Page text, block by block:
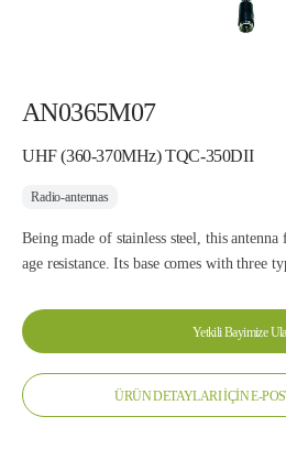
AN0365M07
UHF (360-370MHz) TQC-350DII
Radio-antennas
Being made of stainless steel, this
age resistance. Its base comes with three
Yetkili Bayimize
ÜRÜN DETAYLARI İÇİN E-